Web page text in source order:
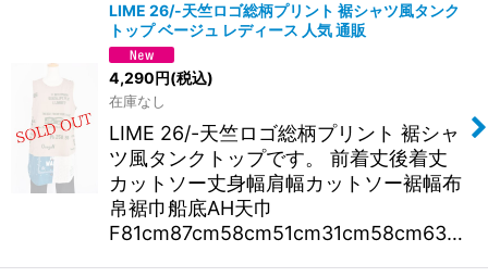
LIME 26/-天竺ロゴ総柄プリント 裾シャツ風タンク
トップ ベージュ レディース 人気 通販
4,290円(税込)
在庫なし
LIME 26/-天竺ロゴ総柄プリント 裾シャ
ツ風タンクトップです。 前着丈後着丈
カットソー丈身幅肩幅カットソー裾幅布
帛裾巾船底AH天巾
F81cm87cm58cm51cm31cm58cm63…